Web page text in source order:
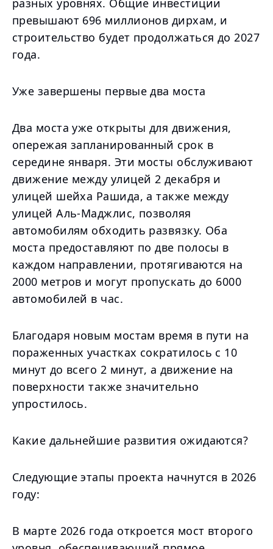
разных уровнях. Общие инвестиции
превышают 696 миллионов дирхам, и
строительство будет продолжаться до 2027
года.
Уже завершены первые два моста
Два моста уже открыты для движения,
опережая запланированный срок в
середине января. Эти мосты обслуживают
движение между улицей 2 декабря и
улицей шейха Рашида, а также между
улицей Аль-Маджлис, позволяя
автомобилям обходить развязку. Оба
моста предоставляют по две полосы в
каждом направлении, протягиваются на
2000 метров и могут пропускать до 6000
автомобилей в час.
Благодаря новым мостам время в пути на
пораженных участках сократилось с 10
минут до всего 2 минут, а движение на
поверхности также значительно
упростилось.
Какие дальнейшие развития ожидаются?
Следующие этапы проекта начнутся в 2026
году:
В марте 2026 года откроется мост второго